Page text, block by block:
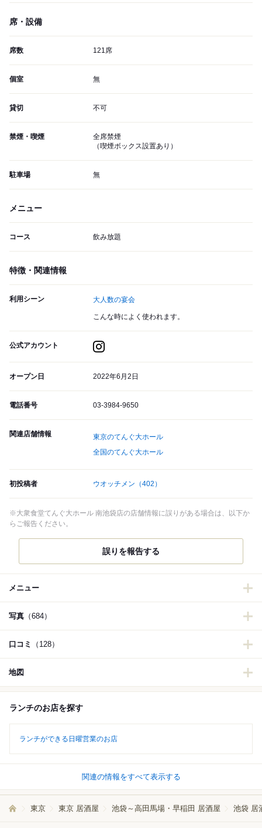
席・設備
席数 121席
個室 無
貸切 不可
禁煙・喫煙
全席禁煙
（喫煙ボックス設置あり）
駐車場 無
メニュー
コース 飲み放題
特徴・関連情報
利用シーン 大人数の宴会
こんな時によく使われます。
公式アカウント
オープン日 2022年6月2日
電話番号 03-3984-9650
関連店舗情報
東京のてんぐ大ホール
全国のてんぐ大ホール
初投稿者 ウオッチメン （402）
※大衆食堂てんぐ大ホール 南池袋店の店舗情報に誤りがある場合は、以下か
らご報告ください。
誤りを報告する
メニュー
写真 （684）
口コミ （128）
地図
ランチのお店を探す
ランチができる日曜営業のお店
関連の情報をすべて表示する
東京 東京 居酒屋 池袋～高田馬場・早稲田 居酒屋 池袋 居